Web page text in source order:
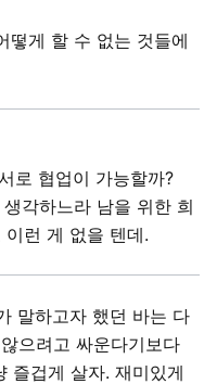
떻게 할 수 없는 것들에
로 협업이 가능할까?
각하느라 남을 위한 희
런 게 없을 텐데.
말하고자 했던 바는 다
으려고 싸운다기보다
즐겁게 살자. 재미있게